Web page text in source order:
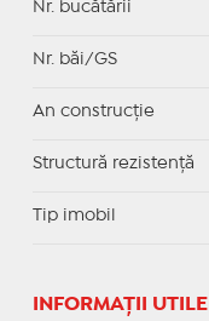
Nr. bucătării
Nr. băi/GS
An construcție
Structură rezistență
Tip imobil
INFORMAŢII UTILE